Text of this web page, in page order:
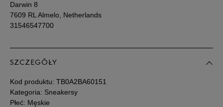
Darwin 8
7609 RL Almelo, Netherlands
31546547700
SZCZEGÓŁY
Kod produktu: TB0A2BA60151
Kategoria: Sneakersy
Płeć: Męskie